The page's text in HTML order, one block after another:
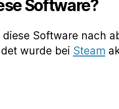
Software?
Software nach
wurde bei Steam